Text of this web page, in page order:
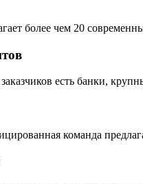
более чем 20
есть банки,
команда